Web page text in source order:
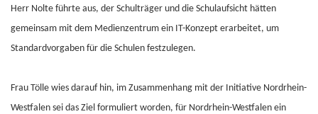
Herr Nolte führte aus, der Schulträger und die Schulaufsicht hätten
gemeinsam mit dem Medienzentrum ein IT-Konzept erarbeitet, um
Standardvorgaben für die Schulen festzulegen.
Frau Tölle wies darauf hin, im Zusammenhang mit der Initiative Nordrhein-
Westfalen sei das Ziel formuliert worden, für Nordrhein-Westfalen ein